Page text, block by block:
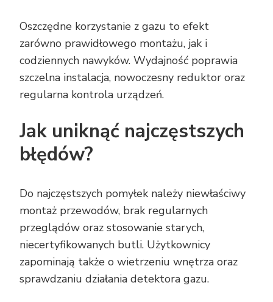
Oszczędne korzystanie z gazu to efekt
zarówno prawidłowego montażu, jak i
codziennych nawyków. Wydajność poprawia
szczelna instalacja, nowoczesny reduktor oraz
regularna kontrola urządzeń.
Jak uniknąć najczęstszych
błędów?
Do najczęstszych pomyłek należy niewłaściwy
montaż przewodów, brak regularnych
przeglądów oraz stosowanie starych,
niecertyfikowanych butli. Użytkownicy
zapominają także o wietrzeniu wnętrza oraz
sprawdzaniu działania detektora gazu.